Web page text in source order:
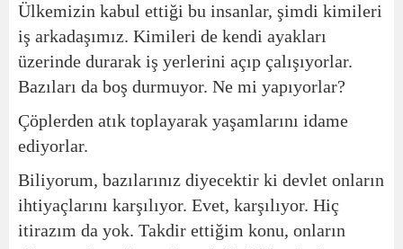
Ülkemizin kabul ettiği bu insanlar, şimdi kimileri
iş arkadaşımız. Kimileri de kendi ayakları
üzerinde durarak iş yerlerini açıp çalışıyorlar.
Bazıları da boş durmuyor. Ne mi yapıyorlar?
Çöplerden atık toplayarak yaşamlarını idame
ediyorlar.
Biliyorum, bazılarınız diyecektir ki devlet onların
ihtiyaçlarını karşılıyor. Evet, karşılıyor. Hiç
itirazım da yok. Takdir ettiğim konu, onların